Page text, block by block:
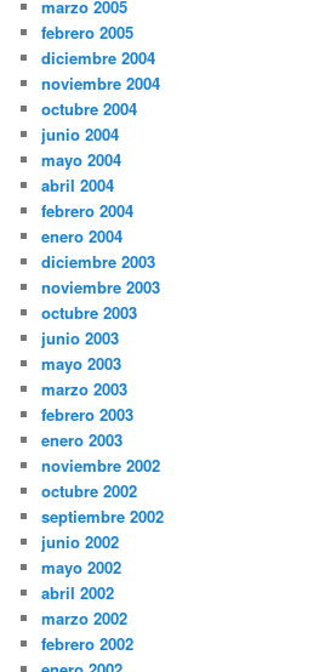
marzo 2005
febrero 2005
diciembre 2004
noviembre 2004
octubre 2004
junio 2004
mayo 2004
abril 2004
febrero 2004
enero 2004
diciembre 2003
noviembre 2003
octubre 2003
junio 2003
mayo 2003
marzo 2003
febrero 2003
enero 2003
noviembre 2002
octubre 2002
septiembre 2002
junio 2002
mayo 2002
abril 2002
marzo 2002
febrero 2002